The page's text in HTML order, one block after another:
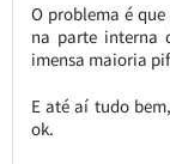
O problema é
na parte interna
imensa maioria
E até aí tudo
ok.